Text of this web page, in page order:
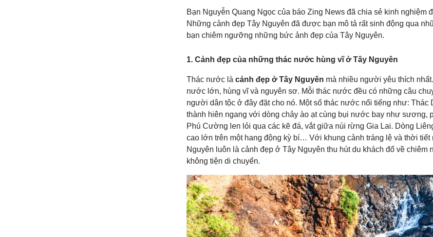
Bạn Nguyễn Quang Ngọc của báo Zing News đã chia sẻ kinh nghiệm
Những cảnh đẹp Tây Nguyên đã được bạn mô tả rất sinh động qua
bạn chiêm ngưỡng những bức ảnh đẹp của Tây Nguyên.
1. Cảnh đẹp của những thác nước hùng vĩ ở Tây Nguyên
Thác nước là cảnh đẹp ở Tây Nguyên mà nhiều người yêu thích
nước lớn, hùng vĩ và nguyên sơ. Mỗi thác nước đều có những câu
người dân tộc ở đây đặt cho nó. Một số thác nước nổi tiếng như:
thành hiên ngang với dòng chảy ào ạt cùng bụi nước bay như sương,
Phú Cường len lỏi qua các kẽ đá, vắt giữa núi rừng Gia Lai. Dòng
cao lớn trên một hang động kỳ bí… Với khung cảnh tráng lệ và thời tiết
Nguyên luôn là cảnh đẹp ở Tây Nguyên thu hút du khách đổ về
không tiện di chuyển.